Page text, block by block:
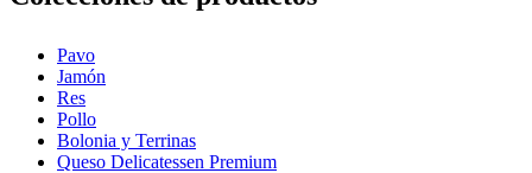
Pavo
Jamón
Res
Pollo
Bolonia y Terrinas
Queso Delicatessen Premium